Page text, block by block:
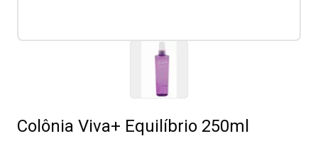
Colônia Viva+ Equilíbrio 250ml